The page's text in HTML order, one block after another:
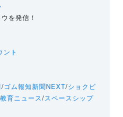
を発信！
ト
/ゴム報知新聞NEXT/ショクビ
育ニュース/スペースシップ